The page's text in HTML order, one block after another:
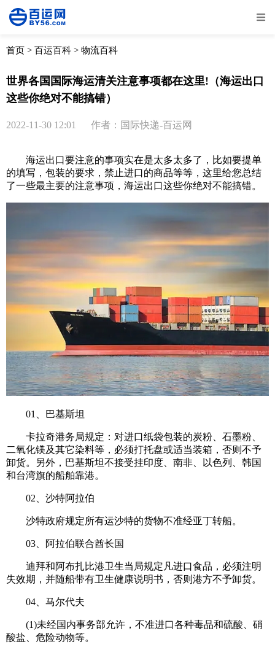
全部 物流资讯
取消
首页 > 百运百科 > 物流百科
世界各国国际海运清关注意事项都在这里!（海运出口
这些你绝对不能搞错）
2022-11-30 12:01 作者：国际快递-百运网
海运出口要注意的事项实在是太多太多了，比如要提单
的填写，包装的要求，禁止进口的商品等等，这里给您总结
了一些最主要的注意事项， 海运出口这些你绝对不能搞错。
01、巴基斯坦
卡拉奇港务局规定：对进口纸袋包装的炭粉、石墨粉、
二氧化镁及其它染料等，必须打托盘或适当装箱，否则不予
卸货。另外，巴基斯坦不接受挂印度、南非、以色列、韩国
和台湾旗的船舶靠港。
02、沙特阿拉伯
沙特政府规定所有运沙特的货物不准经亚丁转船。
03、阿拉伯联合酋长国
迪拜和阿布扎比港卫生当局规定凡进口食品，必须注明
失效期，并随船带有卫生健康说明书，否则港方不予卸货。
04、马尔代夫
(1)未经国内事务部允许，不准进口各种毒品和硫酸、硝
酸盐、危险动物等。